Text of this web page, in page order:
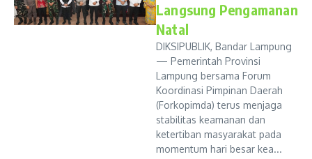
Langsung Pengamanan
Natal
DIKSIPUBLIK, Bandar Lampung
— Pemerintah Provinsi
Lampung bersama Forum
Koordinasi Pimpinan Daerah
(Forkopimda) terus menjaga
stabilitas keamanan dan
ketertiban masyarakat pada
momentum hari besar kea...